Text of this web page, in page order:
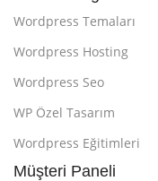
Wordpress Temaları
Wordpress Hosting
Wordpress Seo
WP Özel Tasarım
Wordpress Eğitimleri
Müşteri Paneli